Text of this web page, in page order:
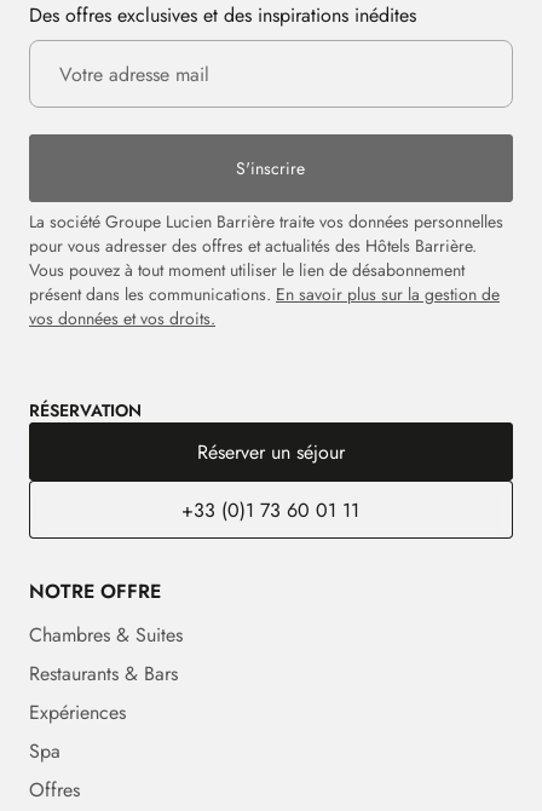
Des offres exclusives et des inspirations inédites
S'inscrire
La société Groupe Lucien Barrière traite vos données personnelles
pour vous adresser des offres et actualités des Hôtels Barrière.
Vous pouvez à tout moment utiliser le lien de désabonnement
présent dans les communications. En savoir plus sur la gestion de
vos données et vos droits.
RÉSERVATION
Réserver un séjour
+33 (0)1 73 60 01 11
NOTRE OFFRE
Chambres & Suites
Restaurants & Bars
Expériences
Spa
Offres